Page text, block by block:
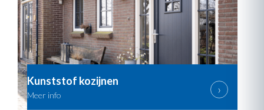
Kunststof kozijnen